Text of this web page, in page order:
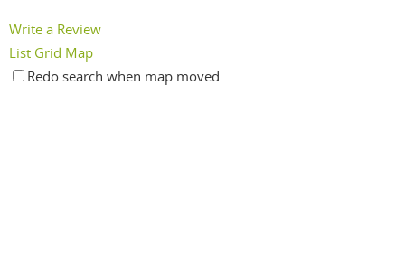
Write a Review
List Grid Map
Redo search when map moved